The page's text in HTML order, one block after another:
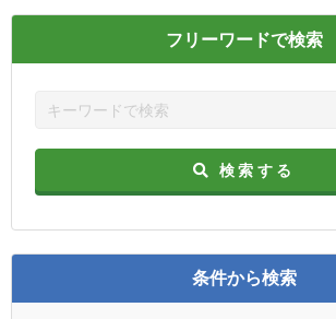
フリーワードで検索
検索する
条件から検索